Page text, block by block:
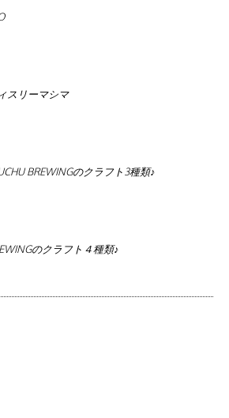
スリーマシマ
BREWINGのクラフト3種類♪
のクラフト４種類♪